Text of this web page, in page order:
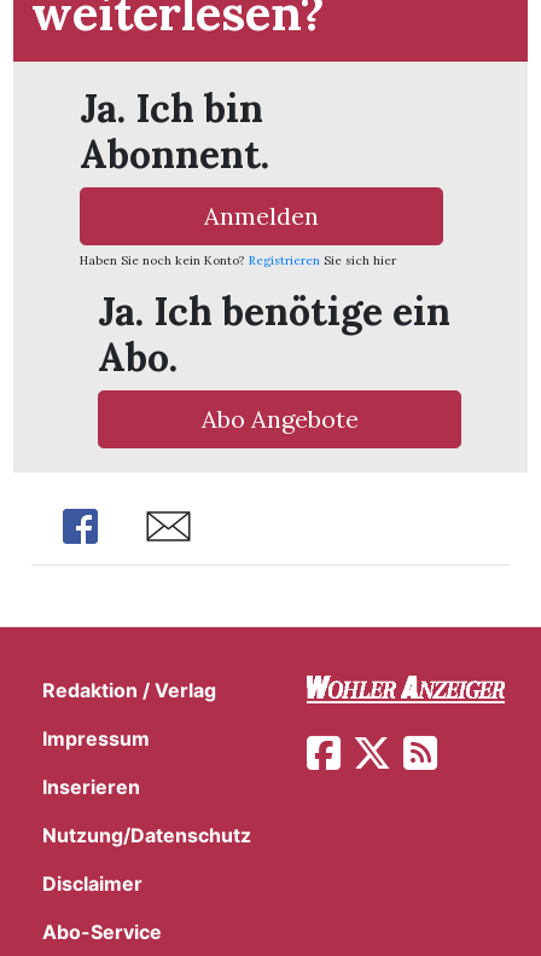
weiterlesen?
Ja. Ich bin
Abonnent.
Anmelden
Haben Sie noch kein Konto? Registrieren Sie sich hier
Ja. Ich benötige ein
Abo.
Abo Angebote
Share Share
Redaktion / Verlag
Impressum
Inserieren
Nutzung/Datenschutz
Disclaimer
Abo-Service